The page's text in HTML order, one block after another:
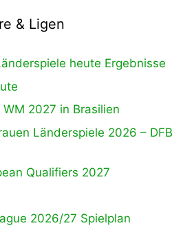
& Ligen
heute Ergebnisse
2027 in Brasilien
Länderspiele 2026 – DFB
Qualifiers 2027
2026/27 Spielplan